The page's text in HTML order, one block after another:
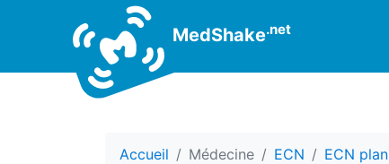
MedShake.net
Accueil Médecine ECN ECN